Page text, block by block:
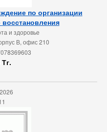
по организации
и здоровье
В, офис 210